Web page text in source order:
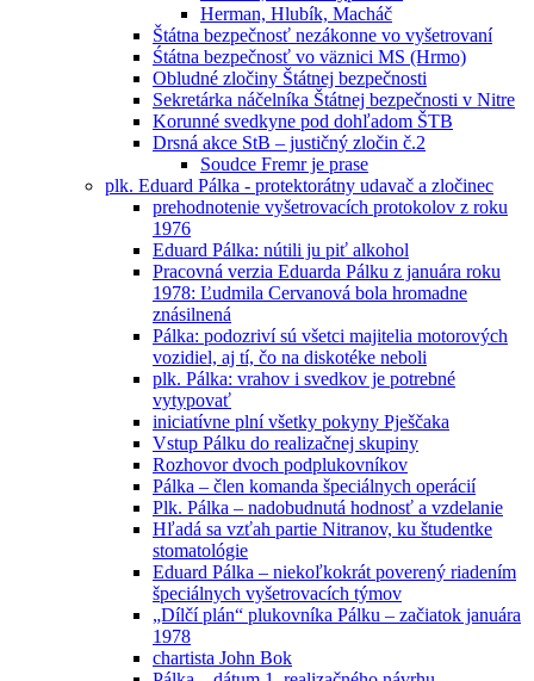
Herman, Hlubík, Macháč
Štátna bezpečnosť nezákonne vo vyšetrovaní
Śtátna bezpečnosť vo väznici MS (Hrmo)
Obludné zločiny Štátnej bezpečnosti
Sekretárka náčelníka Štátnej bezpečnosti v Nitre
Korunné svedkyne pod dohľadom ŠTB
Drsná akce StB – justičný zločin č.2
Soudce Fremr je prase
plk. Eduard Pálka - protektorátny udavač a zločinec
prehodnotenie vyšetrovacích protokolov z roku
1976
Eduard Pálka: nútili ju piť alkohol
Pracovná verzia Eduarda Pálku z januára roku
1978: Ľudmila Cervanová bola hromadne
znásilnená
Pálka: podozriví sú všetci majitelia motorových
vozidiel, aj tí, čo na diskotéke neboli
plk. Pálka: vrahov i svedkov je potrebné
vytypovať
iniciatívne plní všetky pokyny Pješčaka
Vstup Pálku do realizačnej skupiny
Rozhovor dvoch podplukovníkov
Pálka – člen komanda špeciálnych operácií
Plk. Pálka – nadobudnutá hodnosť a vzdelanie
Hľadá sa vzťah partie Nitranov, ku študentke
stomatológie
Eduard Pálka – niekoľkokrát poverený riadením
špeciálnych vyšetrovacích týmov
„Dílčí plán“ plukovníka Pálku – začiatok januára
1978
chartista John Bok